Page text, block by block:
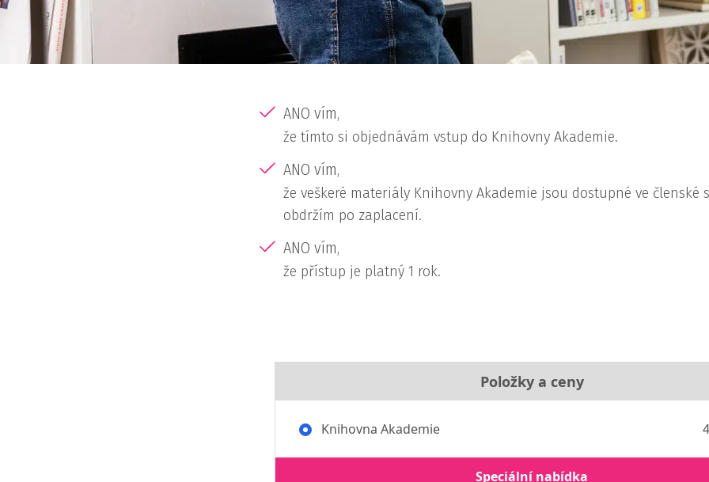
ANO vím,
že tímto si objednávám vstup do Knihovny Akademie.
ANO vím,
že veškeré materiály Knihovny Akademie jsou dostupné ve členské
obdržím po zaplacení.
ANO vím,
že přístup je platný 1 rok.
Položky a ceny
Knihovna Akademie
Speciální nabídka